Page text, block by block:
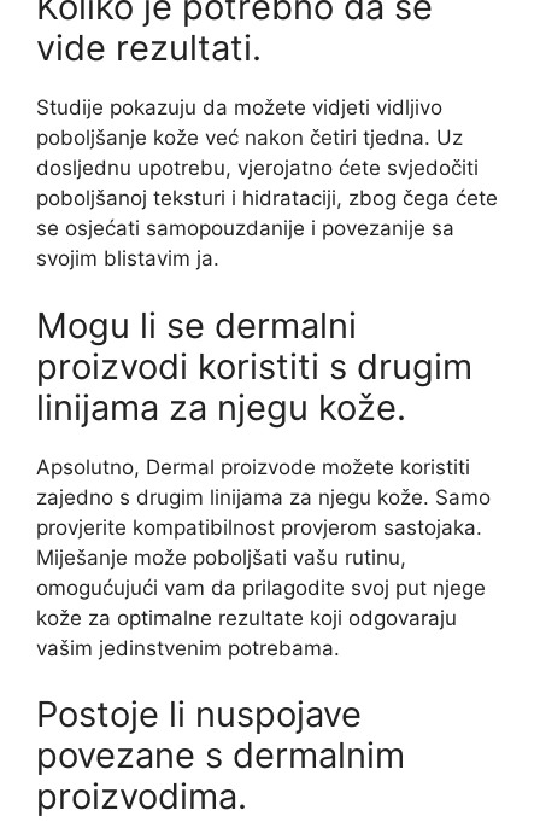
vide rezultati.
Studije pokazuju da možete vidjeti vidljivo
poboljšanje kože već nakon četiri tjedna. Uz
dosljednu upotrebu, vjerojatno ćete svjedočiti
poboljšanoj teksturi i hidrataciji, zbog čega ćete
se osjećati samopouzdanije i povezanije sa
svojim blistavim ja.
Mogu li se dermalni
proizvodi koristiti s drugim
linijama za njegu kože.
Apsolutno, Dermal proizvode možete koristiti
zajedno s drugim linijama za njegu kože. Samo
provjerite kompatibilnost provjerom sastojaka.
Miješanje može poboljšati vašu rutinu,
omogućujući vam da prilagodite svoj put njege
kože za optimalne rezultate koji odgovaraju
vašim jedinstvenim potrebama.
Postoje li nuspojave
povezane s dermalnim
proizvodima.